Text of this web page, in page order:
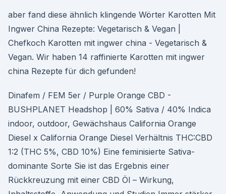
aber fand diese ähnlich klingende Wörter Karotten Mit
Ingwer China Rezepte: Vegetarisch & Vegan |
Chefkoch Karotten mit ingwer china - Vegetarisch &
Vegan. Wir haben 14 raffinierte Karotten mit ingwer
china Rezepte für dich gefunden!
Dinafem / FEM 5er / Purple Orange CBD -
BUSHPLANET Headshop | 60% Sativa / 40% Indica
indoor, outdoor, Gewächshaus California Orange
Diesel x California Orange Diesel Verhältnis THC:CBD
1:2 (THC 5%, CBD 10%) Eine feminisierte Sativa-
dominante Sorte Sie ist das Ergebnis einer
Rückkreuzung mit einer CBD Öl – Wirkung,